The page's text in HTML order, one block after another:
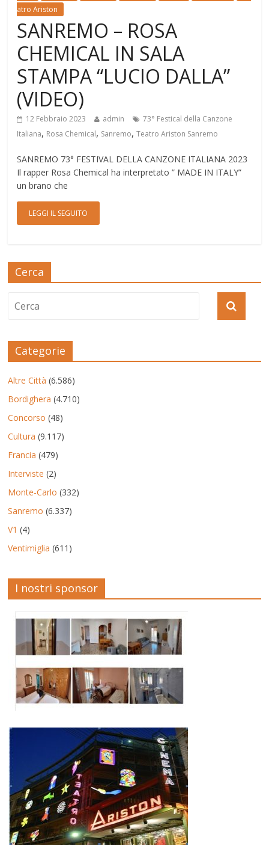
atro Ariston
SANREMO – ROSA
CHEMICAL IN SALA
STAMPA “LUCIO DALLA”
(VIDEO)
12 Febbraio 2023 admin
73° Festical della Canzone
Italiana, Rosa Chemical, Sanremo,Teatro Ariston Sanremo
SANREMO 73° FESTIVAL DELLA CANZONE ITALIANA 2023
Il rapper Rosa Chemical ha interpretato ” MADE IN ITALY”
un brano che
LEGGI IL SEGUITO
Cerca
Categorie
Altre Città (6.586)
Bordighera (4.710)
Concorso (48)
Cultura (9.117)
Francia (479)
Interviste (2)
Monte-Carlo (332)
Sanremo (6.337)
V1 (4)
Ventimiglia (611)
I nostri sponsor